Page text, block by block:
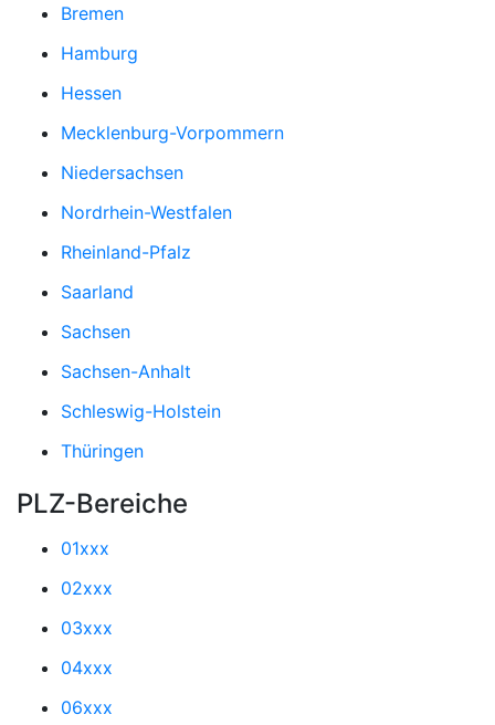
Bremen
Hamburg
Hessen
Mecklenburg-Vorpommern
Niedersachsen
Nordrhein-Westfalen
Rheinland-Pfalz
Saarland
Sachsen
Sachsen-Anhalt
Schleswig-Holstein
Thüringen
PLZ-Bereiche
01xxx
02xxx
03xxx
04xxx
06xxx